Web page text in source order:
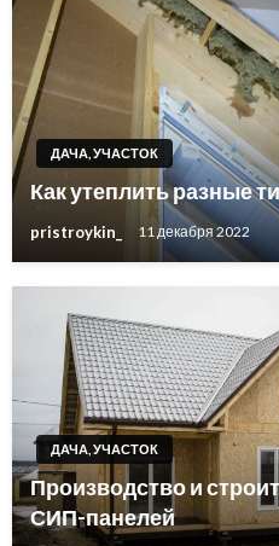
ДАЧА, УЧАСТОК
Как утеплить разные
pristroykin_ 11 декабря 2022
ДАЧА, УЧАСТОК
Производство и
СИП-панелей